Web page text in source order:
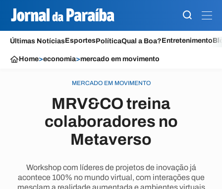
Últimas NotíciasEsportesPolíticaQual a Boa?Entretenimento
Home>economia>mercado em movimento
MERCADO EM MOVIMENTO
MRV&CO treina
colaboradores no
Metaverso
Workshop com líderes de projetos de inovação já
acontece 100% no mundo virtual, com interações que
mesclam a realidade aumentada e ambientes virtuais